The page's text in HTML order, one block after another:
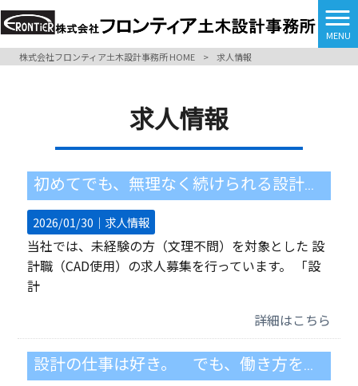
MENU
株式会社フロンティア土木設計事務所 HOME
> 求人情報
求人情報
初めてでも、無理なく続けられる設計の仕事
2026/01/30｜ 求人情報
当社では、未経験の方（文理不問）を対象とした 設
計職（CAD使用）の求人募集を行っています。 「設
計
詳細はこちら
設計の仕事は好き。 でも、働き方を見直したい方へ